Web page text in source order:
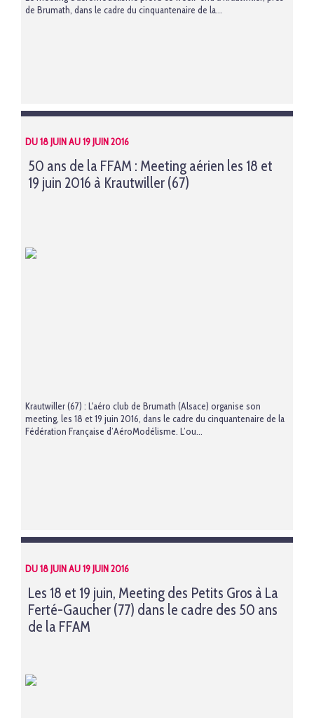
de Brumath, dans le cadre du cinquantenaire de la...
DU 18 JUIN AU 19 JUIN 2016
50 ans de la FFAM : Meeting aérien les 18 et
19 juin 2016 à Krautwiller (67)
Krautwiller (67) : L'aéro club de Brumath (Alsace) organise son
meeting, les 18 et 19 juin 2016, dans le cadre du cinquantenaire de la
Fédération Française d’AéroModélisme. L’ou...
DU 18 JUIN AU 19 JUIN 2016
Les 18 et 19 juin, Meeting des Petits Gros à La
Ferté-Gaucher (77) dans le cadre des 50 ans
de la FFAM